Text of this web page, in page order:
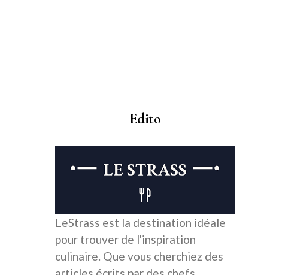
Edito
LeStrass est la destination idéale
pour trouver de l'inspiration
culinaire. Que vous cherchiez des